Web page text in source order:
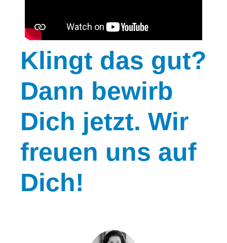
Klingt das gut?
Dann bewirb
Dich jetzt. Wir
freuen uns auf
Dich!